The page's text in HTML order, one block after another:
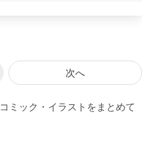
次へ
ミック・イラストをまとめて